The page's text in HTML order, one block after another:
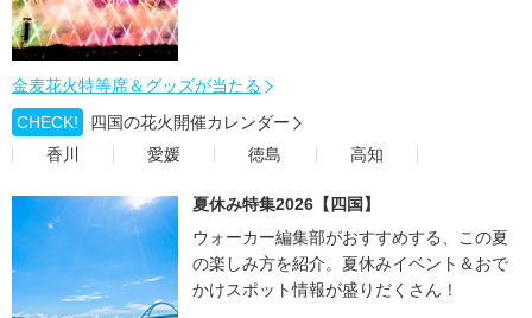
金麦花火特等席＆グッズが当たる
CHECK!
四国の花火開催カレンダー
香川
愛媛 徳島 高知
夏休み特集2026【四国】
ウォーカー編集部がおすすめする、この夏
の楽しみ方を紹介。夏休みイベント＆おで
かけスポット情報が盛りだくさん！